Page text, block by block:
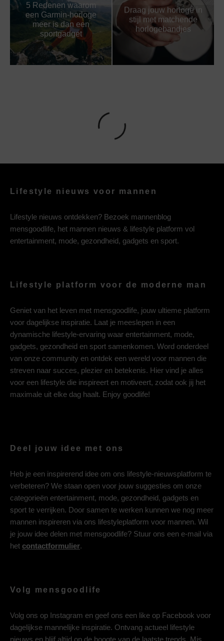
5 Redenen waarom
een Garmin-horloge
meer is dan een
sportgadget
Draag jouw horloge in
stijl met matchende
horlogebandjes
Lifestyle nieuws voor mannen
Lifestyle nieuws ontdekken? Bezoek mannenblog
mensgoodlife, het mannen nieuws & lifestyle platform vol
entertainment, mode, gezondheid, gadgets en sport.
Lifestyle platform voor de moderne man
Geniet van het leven met mensgoodlife, jouw ultieme platform
voor dagelijkse inspiratie. Laat je meeslepen in een
dynamische lifestyle-ervaring waar entertainment, mode,
gadgets, gezondheid en sport samenkomen. Word onderdeel
van onze community en ontdek een wereld voor mannen die
streven naar succes, plezier en betekenis. Hier vind je alles
voor een lifestyle die inspireert en motiveert, zodat ook jij het
maximale uit elke dag haalt. Enjoy goodlife!
Deel jouw idee met ons
Heb je een inspirerend idee om ons lifestyle-nieuwsplatform te
verbeteren? We staan open voor jouw suggesties om onze
categorieën entertainment, mode, gezondheid, gadgets en
sport te verrijken. Door samen te werken kunnen we nog meer
mannen inspireren via ons lifestyleplatform voor mannen. Wil
je jouw idee delen met mensgoodlife? Stuur ons een e-mail via
het contactformulier.
Volg mensgoodlife
Volg ons op Instagram en geef ons een like op Facebook voor
dagelijkse mannelijke inspiratie. Ontvang actueel lifestyle